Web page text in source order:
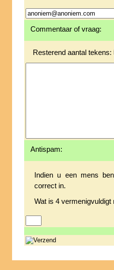
Commentaar of vraag:
Resterend aantal tekens:
Antispam:
Indien u een mens
correct in.
Wat is 4 vermenigvuldigt